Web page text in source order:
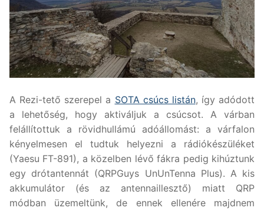
A Rezi-tető szerepel a SOTA csúcs listán, így adódott
a lehetőség, hogy aktiváljuk a csúcsot. A várban
felállítottuk a rövidhullámú adóállomást: a várfalon
kényelmesen el tudtuk helyezni a rádiókészüléket
(Yaesu FT-891), a közelben lévő fákra pedig kihúztunk
egy drótantennát (QRPGuys UnUnTenna Plus). A kis
akkumulátor (és az antennaillesztő) miatt QRP
módban üzemeltünk, de ennek ellenére majdnem